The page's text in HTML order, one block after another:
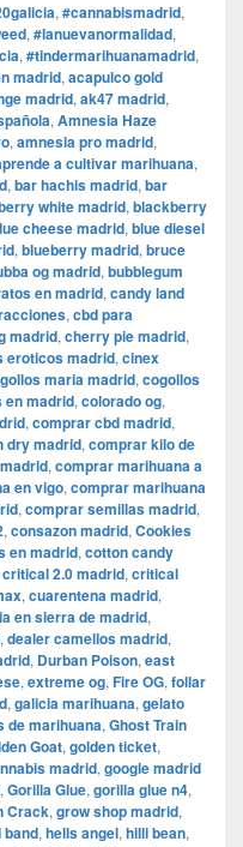
, #cannabismadrid,
, #lanuevanormalidad,
, #tindermarihuanamadrid,
madrid, acapulco gold
madrid, ak47 madrid,
, Amnesia Haze
, amnesia pro madrid,
a cultivar marihuana,
, bar hachis madrid, bar
white madrid, blackberry
cheese madrid, blue diesel
, blueberry madrid, bruce
og madrid, bubblegum
en madrid, candy land
, cbd para
madrid, cherry pie madrid,
eroticos madrid, cinex
maria madrid, cogollos
en madrid, colorado og,
, comprar cbd madrid,
dry madrid, comprar kilo de
, comprar marihuana a
en vigo, comprar marihuana
, comprar semillas madrid,
, consazon madrid, Cookies
en madrid, cotton candy
critical 2.0 madrid, critical
, cuarentena madrid,
en sierra de madrid,
, dealer camellos madrid,
, Durban Poison, east
, extreme og, Fire OG, follar
, galicia marihuana, gelato
de marihuana, Ghost Train
Goat, golden ticket,
madrid, google madrid
, Gorilla Glue, gorilla glue n4,
Crack, grow shop madrid,
band, hells angel, hilli bean,